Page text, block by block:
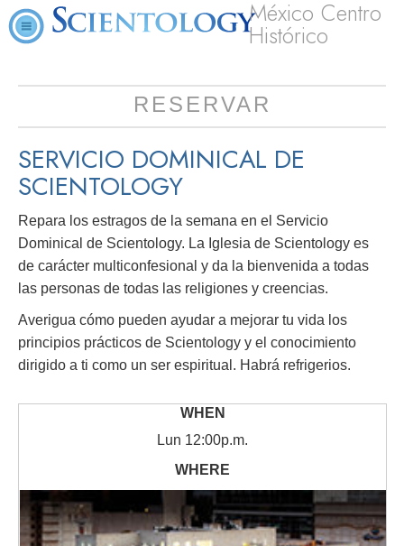
México Centro
Histórico
RESERVAR
SERVICIO DOMINICAL DE
SCIENTOLOGY
Repara los estragos de la semana en el Servicio
Dominical de Scientology. La Iglesia de Scientology es
de carácter multiconfesional y da la bienvenida a todas
las personas de todas las religiones y creencias.
Averigua cómo pueden ayudar a mejorar tu vida los
principios prácticos de Scientology y el conocimiento
dirigido a ti como un ser espiritual. Habrá refrigerios.
Lun 12:00p.m.